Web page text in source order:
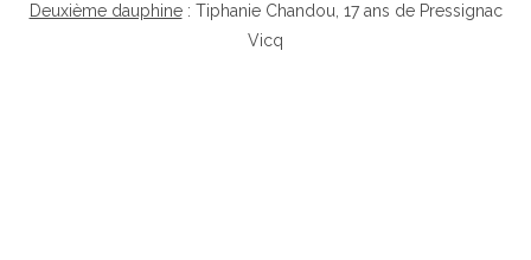
Deuxième dauphine: Tiphanie Chandou, 17 ans de Pressignac
Vicq